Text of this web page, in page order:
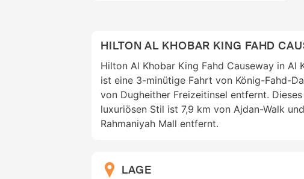
HILTON AL KHOBAR KING FAHD
Hilton Al Khobar King Fahd Causeway in Al
ist eine 3-minütige Fahrt von König-Fahd-
von Dugheither Freizeitinsel entfernt.
luxuriösen Stil ist 7,9 km von Ajdan-Walk
Rahmaniyah Mall entfernt.
LAGE